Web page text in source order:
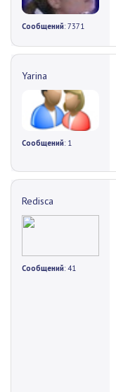
Сообщений: 7371
Yarina
Сообщений: 1
Redisca
Сообщений: 41